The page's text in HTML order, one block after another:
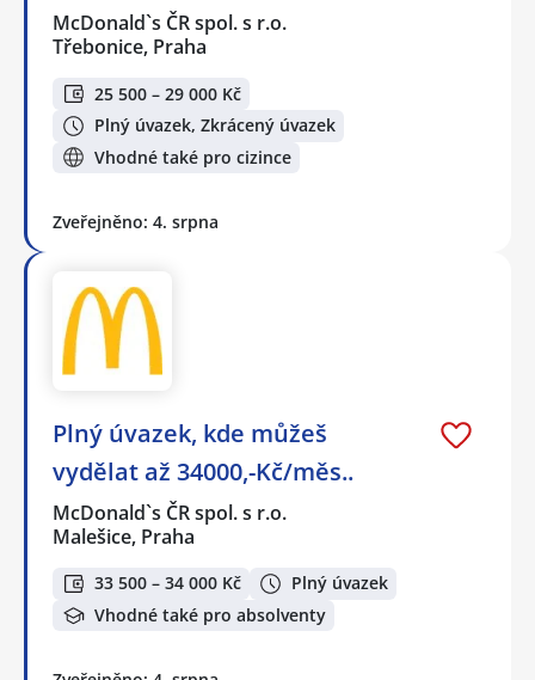
McDonald`s ČR spol. s r.o.
Třebonice, Praha
25 500 – 29 000 Kč
Plný úvazek, Zkrácený úvazek
Vhodné také pro cizince
Zveřejněno: 4. srpna
Plný úvazek, kde můžeš
vydělat až 34000,-Kč/měs..
McDonald`s ČR spol. s r.o.
Malešice, Praha
33 500 – 34 000 Kč
Plný úvazek
Vhodné také pro absolventy